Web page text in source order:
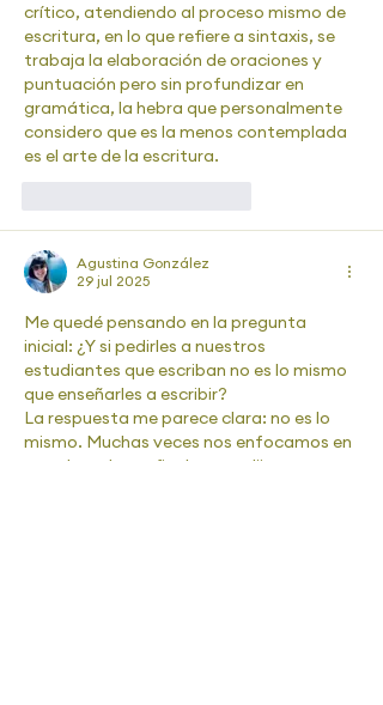
crítico, atendiendo al proceso mismo de
escritura, en lo que refiere a sintaxis, se
trabaja la elaboración de oraciones y
puntuación pero sin profundizar en
gramática, la hebra que personalmente
considero que es la menos contemplada
es el arte de la escritura.
Agustina González
29 jul 2025
Me quedé pensando en la pregunta
inicial: ¿Y si pedirles a nuestros
estudiantes que escriban no es lo mismo
que enseñarles a escribir?
La respuesta me parece clara: no es lo
mismo. Muchas veces nos enfocamos en
que el producto final sea prolijo, que